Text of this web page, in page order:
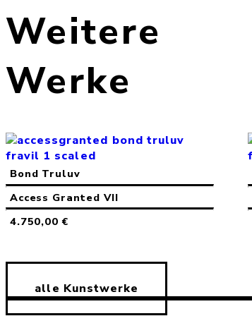
Weitere
Werke
Bond Truluv
Access Granted VII
4.750,00€
alle Kunstwerke